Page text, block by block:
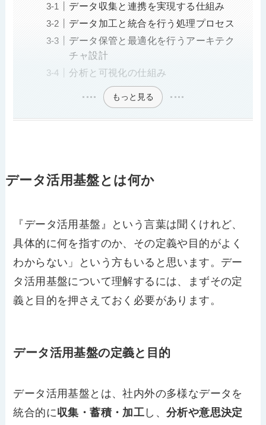
データ収集と連携を実現する仕組み
データ加工と統合を行う処理プロセス
データ保管と最適化を行うアーキテク
チャ設計
分析と可視化の仕組み
もっと見る
データ活用基盤とは何か
『データ活用基盤』という言葉は聞くけれど、
具体的に何を指すのか、その定義や目的がよく
わからない」という方もいると思います。デー
タ活用基盤について理解するには、まずその定
義と目的を押さえておく必要があります。
データ活用基盤の定義と目的
データ活用基盤とは、社内外の多様なデータを
統合的に収集・蓄積・加工 し、分析や意思決定